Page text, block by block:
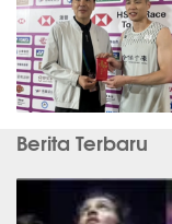
Berita Terbaru